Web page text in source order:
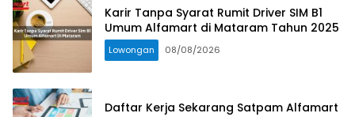
Karir Tanpa Syarat Rumit Driver SIM B1
Umum Alfamart di Mataram Tahun 2025
Lowongan 08/08/2026
Daftar Kerja Sekarang Satpam Alfamart